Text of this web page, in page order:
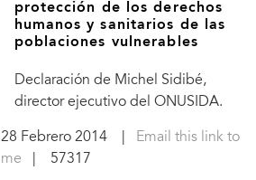
protección de los derechos
humanos y sanitarios de las
poblaciones vulnerables
Declaración de Michel Sidibé,
director ejecutivo del ONUSIDA.
28 Febrero 2014|
Email this link to
me | 57317